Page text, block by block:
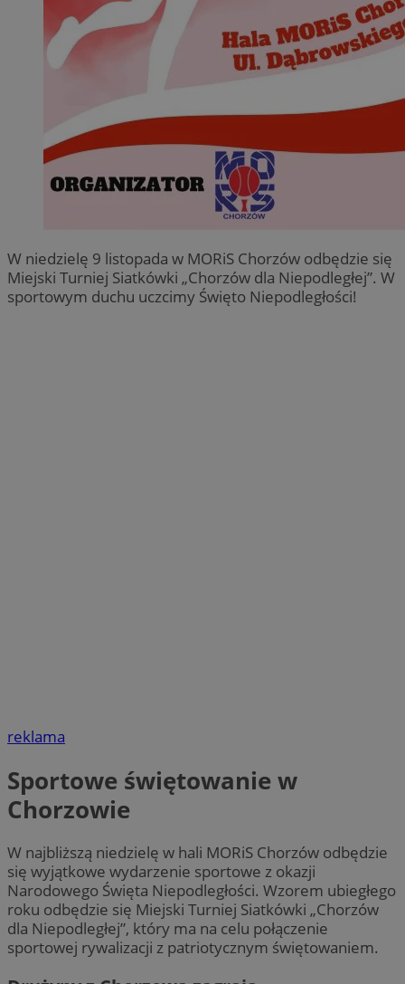
W niedzielę 9 listopada w MORiS Chorzów odbędzie się
Miejski Turniej Siatkówki „Chorzów dla Niepodległej”. W
sportowym duchu uczcimy Święto Niepodległości!
reklama
Sportowe świętowanie w
Chorzowie
W najbliższą niedzielę w hali MORiS Chorzów odbędzie
się wyjątkowe wydarzenie sportowe z okazji
Narodowego Święta Niepodległości. Wzorem ubiegłego
roku odbędzie się Miejski Turniej Siatkówki „Chorzów
dla Niepodległej”, który ma na celu połączenie
sportowej rywalizacji z patriotycznym świętowaniem.